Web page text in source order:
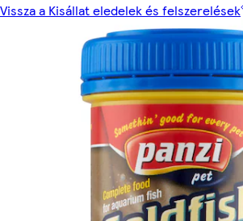
Vissza a Kisállat eledelek és felszerelések